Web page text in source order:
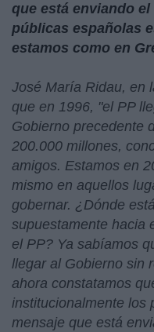
que está enviando
públicas españolas
estamos como en
José María Ridau, en
que en 1996, "el PP
Gobierno precedente
200.000 millones,
amigos. Estamos en
mismo en aquellos
gobernar. ¿Dónde
supuestamente hacia
el PP? Ya sabíamos
llegar al Gobierno sin
ahora constatamos
institucionalmente los
mensaje que está